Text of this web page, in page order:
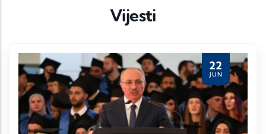
Vijesti
23
APR
Sedef
Sedef Comments
Održan redovni kongres „Fondacije